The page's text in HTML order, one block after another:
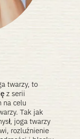
twarzy, to
z serii
na celu
Tak jak
joga twarzy
rozluźnienie